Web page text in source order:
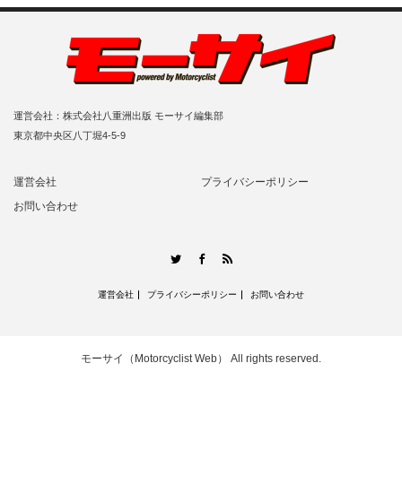
運営会社：株式会社八重洲出版 モーサイ編集部
東京都中央区八丁堀4-5-9
運営会社
プライバシーポリシー
お問い合わせ
TwitterFacebook
運営会社 プライバシーポリシー お問い合わせ
モーサイ（Motorcyclist Web） All rights reserved.